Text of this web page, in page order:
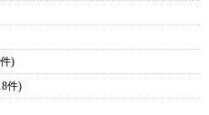
)
件)